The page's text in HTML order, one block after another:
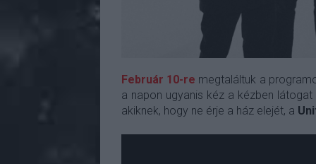
Február 10-re megtaláltuk a
a napon ugyanis kéz a kézben
akiknek, hogy ne érje a ház elejét, a